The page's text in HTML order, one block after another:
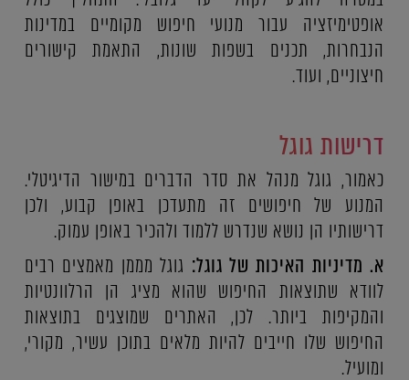
אופטימיזציה עבור מנועי חיפוש מקומיים במדינות
הנבחרות, תכנים בשפות שונות, התאמת קישורים
חיצוניים, ועוד.
דרישות גוגל
כאמור, גוגל מנהל את סדר הדברים במישור הדיגיטלי.
המנוע של חיפושים זה מתעדכן באופן קבוע, ולכן
דרישותיו הן נושא שנדרש ללמוד ולהכיר באופן עמוק.
א. מדיניות האיכות של גוגל: גוגל מממן מאמצים רבים
לוודא שתוצאות החיפוש שהוא מציג הן הרלוונטיות
והמקיפות ביותר. לכן, האתרים שמוצגים בתוצאות
החיפוש שלו חייבים להיות מלאים בתוכן עשיר, מקורי,
ומועיל.